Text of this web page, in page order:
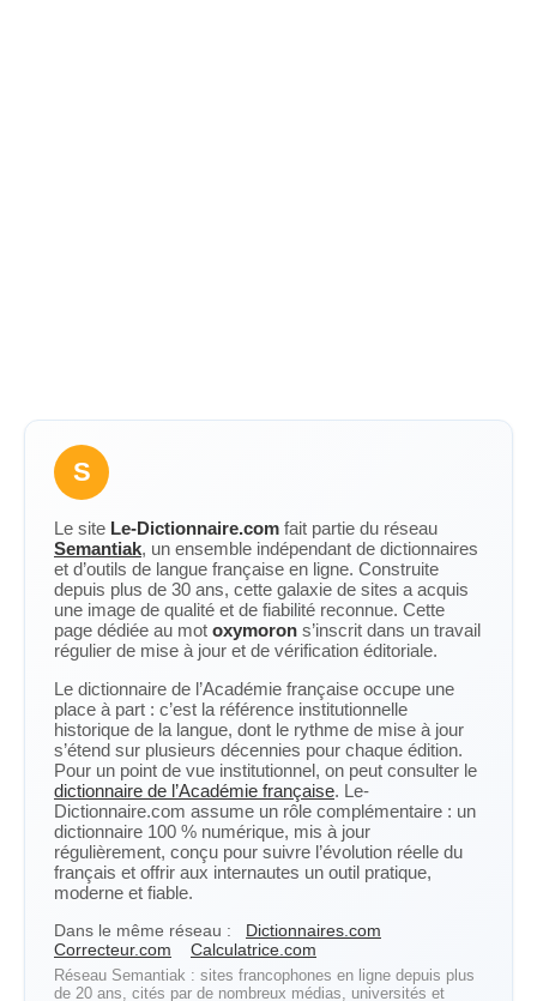
S
Le site Le-Dictionnaire.com fait partie du réseau
Semantiak, un ensemble indépendant de dictionnaires
et d’outils de langue française en ligne. Construite
depuis plus de 30 ans, cette galaxie de sites a acquis
une image de qualité et de fiabilité reconnue. Cette
page dédiée au mot oxymoron s’inscrit dans un travail
régulier de mise à jour et de vérification éditoriale.
Le dictionnaire de l’Académie française occupe une
place à part : c’est la référence institutionnelle
historique de la langue, dont le rythme de mise à jour
s’étend sur plusieurs décennies pour chaque édition.
Pour un point de vue institutionnel, on peut consulter le
dictionnaire de l’Académie française. Le-
Dictionnaire.com assume un rôle complémentaire : un
dictionnaire 100 % numérique, mis à jour
régulièrement, conçu pour suivre l’évolution réelle du
français et offrir aux internautes un outil pratique,
moderne et fiable.
Dans le même réseau :
Dictionnaires.com
Correcteur.com
Calculatrice.com
Réseau Semantiak : sites francophones en ligne depuis plus
de 20 ans, cités par de nombreux médias, universités et